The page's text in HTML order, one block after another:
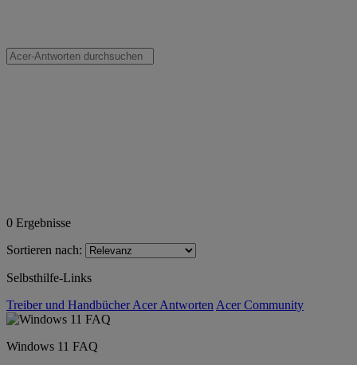
0 Ergebnisse
Sortieren nach:
Selbsthilfe-Links
Treiber und HandbücherAcer Antworten Acer Community
Windows 11 FAQ